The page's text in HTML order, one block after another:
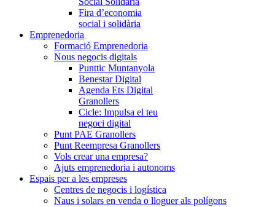
Fira d’economia
social i solidària
Emprenedoria
Formació Emprenedoria
Nous negocis digitals
Punttic Muntanyola
Benestar Digital
Agenda Ets Digital
Granollers
Cicle: Impulsa el teu
negoci digital
Punt PAE Granollers
Punt Reempresa Granollers
Vols crear una empresa?
Ajuts emprenedoria i autonoms
Espais per a les empreses
Centres de negocis i logística
Naus i solars en venda o lloguer als polígons